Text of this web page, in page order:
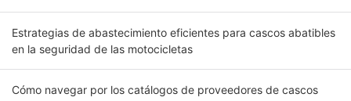
Estrategias de abastecimiento eficientes para cascos abatibles
en la seguridad de las motocicletas
Cómo navegar por los catálogos de proveedores de cascos